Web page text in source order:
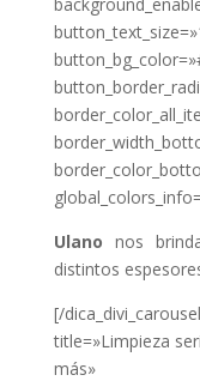
Ulano nos
distintos
[/
title=»Limpieza
más»